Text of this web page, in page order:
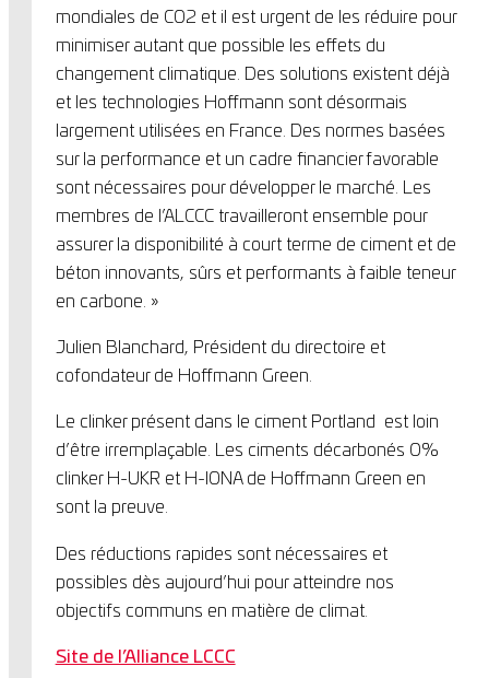
mondiales de CO2 et il est urgent de les réduire pour
minimiser autant que possible les effets du
changement climatique. Des solutions existent déjà
et les technologies Hoffmann sont désormais
largement utilisées en France. Des normes basées
sur la performance et un cadre financier favorable
sont nécessaires pour développer le marché. Les
membres de l’ALCCC travailleront ensemble pour
assurer la disponibilité à court terme de ciment et de
béton innovants, sûrs et performants à faible teneur
en carbone. »
Julien Blanchard, Président du directoire et
cofondateur de Hoffmann Green.
Le clinker présent dans le ciment Portland est loin
d’être irremplaçable. Les ciments décarbonés 0%
clinker H-UKR et H-IONA de Hoffmann Green en
sont la preuve.
Des réductions rapides sont nécessaires et
possibles dès aujourd’hui pour atteindre nos
objectifs communs en matière de climat.
Site de l’Alliance LCCC